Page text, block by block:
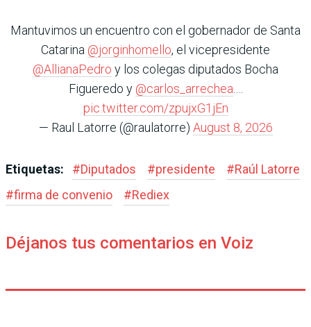
Mantuvimos un encuentro con el gobernador de Santa
Catarina @jorginhomello, el vicepresidente
@AllianaPedro y los colegas diputados Bocha
Figueredo y @carlos_arrechea
pic.twitter.com/zpujxG1jEn
— Raul Latorre (@raulatorre) August 8, 2026
Etiquetas: #Diputados #presidente #Raúl Latorre
#firma de convenio #Rediex
Déjanos tus comentarios en Voiz